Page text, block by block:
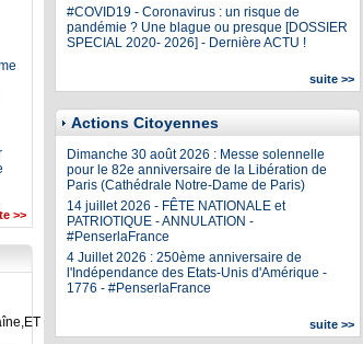
>>
#COVID19 - Coronavirus : un risque de
pandémie ? Une blague ou presque [DOSSIER
SPECIAL 2020- 2026] - Dernière ACTU !
suite >>
Actions Citoyennes
Dimanche 30 août 2026 : Messe solennelle
pour le 82e anniversaire de la Libération de
Paris (Cathédrale Notre-Dame de Paris)
14 juillet 2026 - FÊTE NATIONALE et
PATRIOTIQUE - ANNULATION -
#PenserlaFrance
4 Juillet 2026 : 250ème anniversaire de
l'Indépendance des Etats-Unis d'Amérique -
1776 - #PenserlaFrance
suite >>